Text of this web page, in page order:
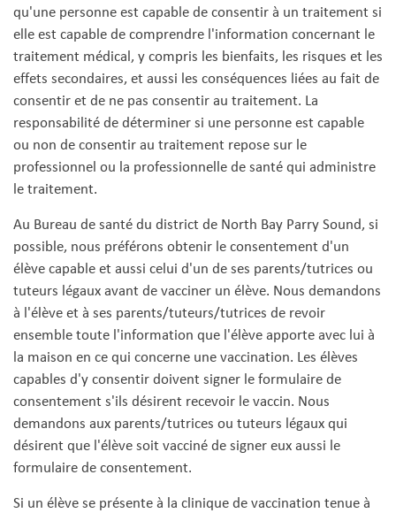
qu'une personne est capable de consentir à un traitement si
elle est capable de comprendre l'information concernant le
traitement médical, y compris les bienfaits, les risques et les
effets secondaires, et aussi les conséquences liées au fait de
consentir et de ne pas consentir au traitement. La
responsabilité de déterminer si une personne est capable
ou non de consentir au traitement repose sur le
professionnel ou la professionnelle de santé qui administre
le traitement.
Au Bureau de santé du district de North Bay Parry Sound, si
possible, nous préférons obtenir le consentement d'un
élève capable et aussi celui d'un de ses parents/tutrices ou
tuteurs légaux avant de vacciner un élève. Nous demandons
à l'élève et à ses parents/tuteurs/tutrices de revoir
ensemble toute l'information que l'élève apporte avec lui à
la maison en ce qui concerne une vaccination. Les élèves
capables d'y consentir doivent signer le formulaire de
consentement s'ils désirent recevoir le vaccin. Nous
demandons aux parents/tutrices ou tuteurs légaux qui
désirent que l'élève soit vacciné de signer eux aussi le
formulaire de consentement.
Si un élève se présente à la clinique de vaccination tenue à